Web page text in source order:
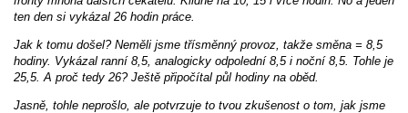
ten den si vykázal 26 hodin práce.
Jak k tomu došel? Neměli jsme třísměnný provoz, takže směna = 8,5
hodiny. Vykázal ranní 8,5, analogicky odpolední 8,5 i noční 8,5. Tohle je
25,5. A proč tedy 26? Ještě připočítal půl hodiny na oběd.
Jasně, tohle neprošlo, ale potvrzuje to tvou zkušenost o tom, jak jsme